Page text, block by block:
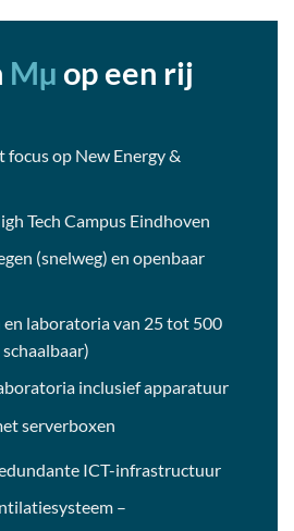
Mµ op een rij
focus op New Energy &
Tech Campus Eindhoven
(snelweg) en openbaar
laboratoria van 25 tot 500
inclusief apparatuur
serverboxen
ICT-infrastructuur
–